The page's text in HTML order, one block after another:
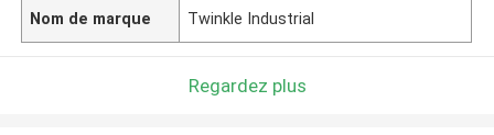
Nom de marque Twinkle Industrial
Regardez plus